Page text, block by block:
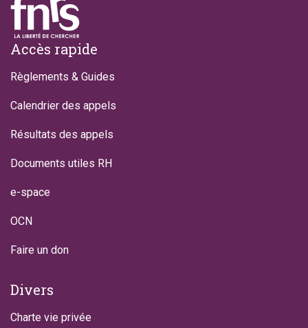
Footer
Accès rapide
Règlements & Guides
Calendrier des appels
Résultats des appels
Documents utiles RH
e-space
OCN
Faire un don
Divers
Charte vie privée